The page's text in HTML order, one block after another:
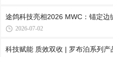
途鸽科技亮相2026 MWC：锚定边
2026-07-02
科技赋能 质效双收 | 罗布泊系列产